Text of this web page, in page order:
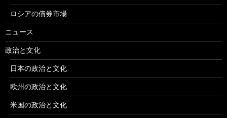
ロシアの債券市場
ニュース
政治と文化
日本の政治と文化
欧州の政治と文化
米国の政治と文化